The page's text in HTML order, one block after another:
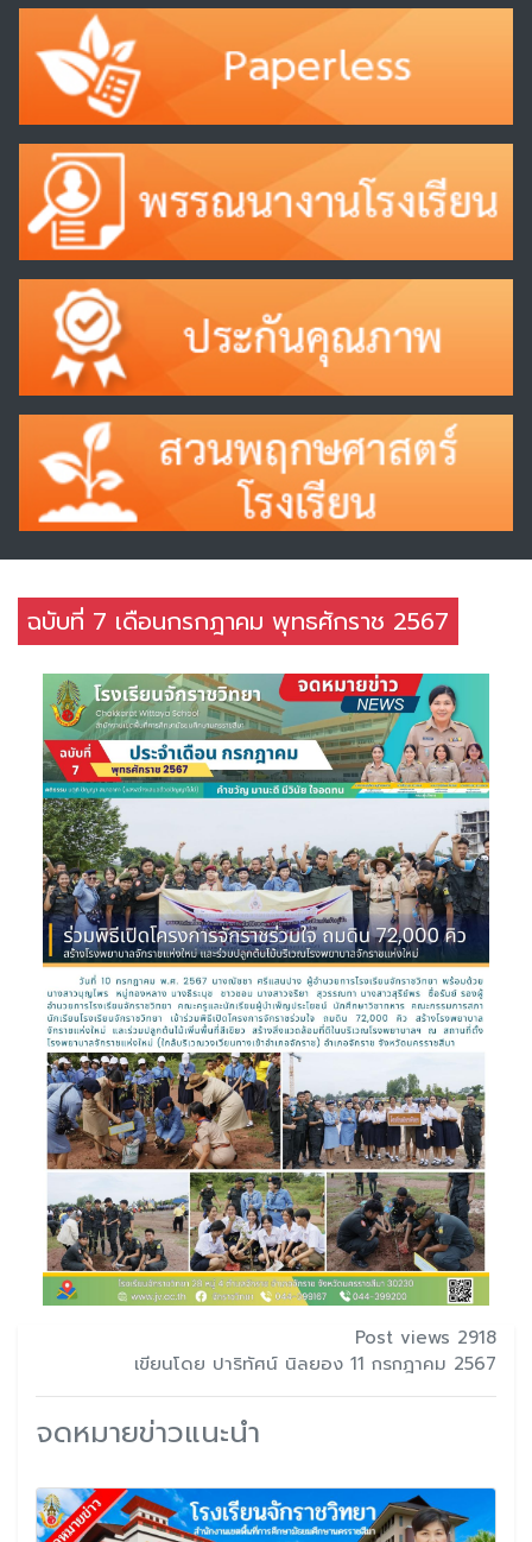
ฉบับที่ 7 เดือนกรกฎาคม พุทธศักราช 2567
Post views 2918
เขียนโดย ปาริทัศน์ นิลยอง 11 กรกฎาคม 2567
จดหมายข่าวแนะนำ